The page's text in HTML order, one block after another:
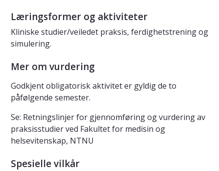
Læringsformer og aktiviteter
Kliniske studier/veiledet praksis, ferdighetstrening og
simulering.
Mer om vurdering
Godkjent obligatorisk aktivitet er gyldig de to
påfølgende semester.
Se: Retningslinjer for gjennomføring og vurdering av
praksisstudier ved Fakultet for medisin og
helsevitenskap, NTNU
Spesielle vilkår